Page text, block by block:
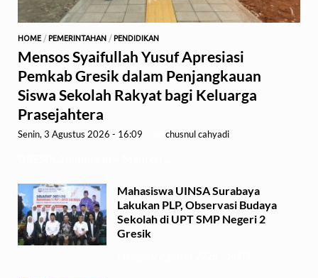
HOME/ PEMERINTAHAN / PENDIDIKAN
Mensos Syaifullah Yusuf Apresiasi
Pemkab Gresik dalam Penjangkauan
Siswa Sekolah Rakyat bagi Keluarga
Prasejahtera
Senin, 3 Agustus 2026 - 16:09 chusnul cahyadi
Mahasiswa UINSA Surabaya
Lakukan PLP, Observasi Budaya
Sekolah di UPT SMP Negeri 2
Gresik